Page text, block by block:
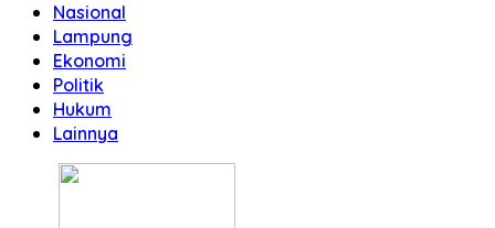
Nasional
Lampung
Ekonomi
Politik
Hukum
Lainnya